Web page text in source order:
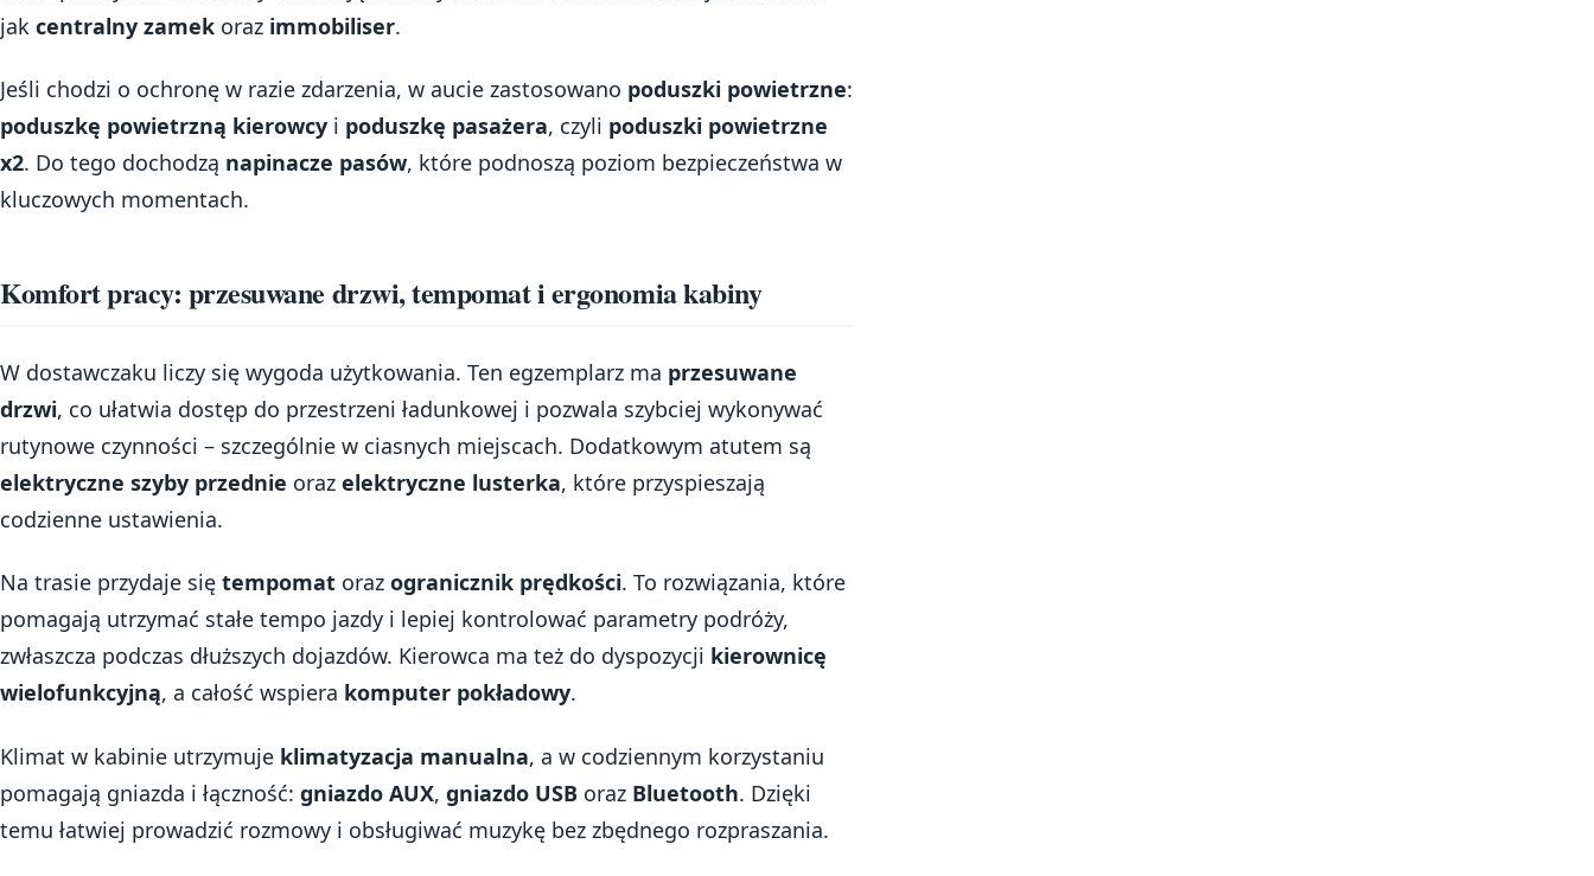
jak centralny zamek oraz immobiliser.
Jeśli chodzi o ochronę w razie zdarzenia, w aucie zastosowano poduszki powietrzne:
poduszkę powietrzną kierowcy i poduszkę pasażera, czyli poduszki powietrzne
x2. Do tego dochodzą napinacze pasów, które podnoszą poziom bezpieczeństwa w
kluczowych momentach.
Komfort pracy: przesuwane drzwi, tempomat i ergonomia kabiny
W dostawczaku liczy się wygoda użytkowania. Ten egzemplarz ma przesuwane
drzwi, co ułatwia dostęp do przestrzeni ładunkowej i pozwala szybciej wykonywać
rutynowe czynności – szczególnie w ciasnych miejscach. Dodatkowym atutem są
elektryczne szyby przednie oraz elektryczne lusterka, które przyspieszają
codzienne ustawienia.
Na trasie przydaje się tempomat oraz ogranicznik prędkości. To rozwiązania, które
pomagają utrzymać stałe tempo jazdy i lepiej kontrolować parametry podróży,
zwłaszcza podczas dłuższych dojazdów. Kierowca ma też do dyspozycji kierownicę
wielofunkcyjną, a całość wspiera komputer pokładowy.
Klimat w kabinie utrzymuje klimatyzacja manualna, a w codziennym korzystaniu
pomagają gniazda i łączność: gniazdo AUX, gniazdo USB oraz Bluetooth. Dzięki
temu łatwiej prowadzić rozmowy i obsługiwać muzykę bez zbędnego rozpraszania.